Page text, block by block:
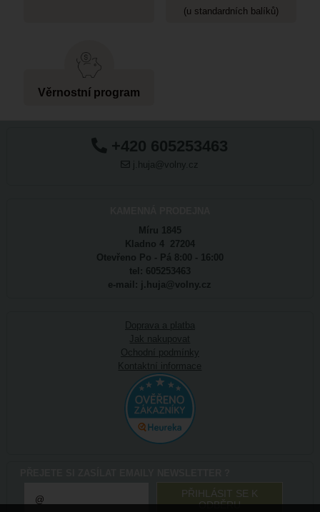
(u standardních balíků)
Věrnostní program
+420 605253463
j.huja@volny.cz
Míru 1845
Kladno 4 27204
Otevřeno Po - Pá 8:00 - 16:00
tel: 605253463
e-mail: j.huja@volny.cz
Doprava a platba
Jak nakupovat
Ochodní podmínky
Kontaktní informace